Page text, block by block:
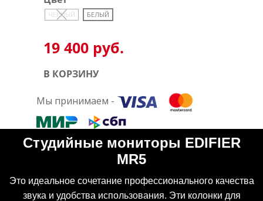
ЧЕРНЫЙ БЕЛЫЙ
19 400 руб.
В КОРЗИНУ
Мы принимаем -
Студийные мониторы EDIFIER
MR5
Это идеальное сочетание профессионального качества
звука и удобства использования. Эти колонки для